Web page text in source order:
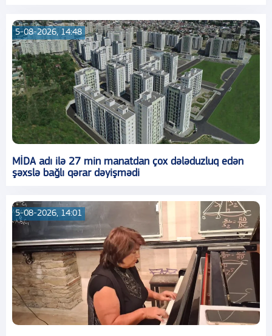
5-08-2026, 14:48
MİDA adı ilə 27 min manatdan çox dələduzluq edən
şəxslə bağlı qərar dəyişmədi
5-08-2026, 14:01